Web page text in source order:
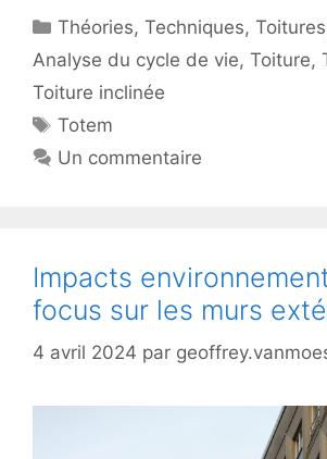
Catégories
Théories,Techniques,Toitures
Analyse du cycle de vie, Toiture,
Toiture inclinée
Étiquettes
Totem
Un commentaire
Impacts
focus sur les murs
4 avril 2024 par